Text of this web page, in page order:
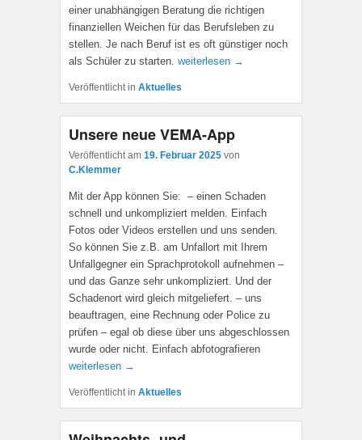
einer unabhängigen Beratung die richtigen
finanziellen Weichen für das Berufsleben zu
stellen. Je nach Beruf ist es oft günstiger noch
als Schüler zu starten. weiterlesen →
Veröffentlicht in Aktuelles
Unsere neue VEMA-App
Veröffentlicht am 19. Februar 2025 von
C.Klemmer
Mit der App können Sie: – einen Schaden
schnell und unkompliziert melden. Einfach
Fotos oder Videos erstellen und uns senden.
So können Sie z.B. am Unfallort mit Ihrem
Unfallgegner ein Sprachprotokoll aufnehmen –
und das Ganze sehr unkompliziert. Und der
Schadenort wird gleich mitgeliefert. – uns
beauftragen, eine Rechnung oder Police zu
prüfen – egal ob diese über uns abgeschlossen
wurde oder nicht. Einfach abfotografieren
weiterlesen →
Veröffentlicht in Aktuelles